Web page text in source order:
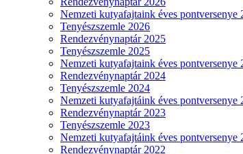
Nemzeti kutyafajtaink éves pontversenye
Tenyészszemle 2026
Rendezvénynaptár 2025
Tenyészszemle 2025
Nemzeti kutyafajtaink éves pontversenye
Rendezvénynaptár 2024
Tenyészszemle 2024
Nemzeti kutyafajtáink éves pontversenye
Rendezvénynaptár 2023
Tenyészszemle 2023
Nemzeti kutyafajtáink éves pontversenye
Rendezvénynaptár 2022